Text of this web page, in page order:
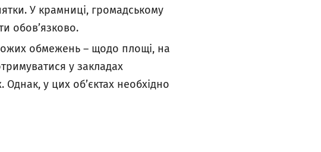
У крамниці, громадському
обов’язково.
обмежень – щодо площі, на
у закладах
у цих об’єктах необхідно